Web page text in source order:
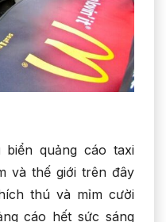
quảng cáo taxi
và thế giới trên đây
thú và mỉm cười
cáo hết sức sáng